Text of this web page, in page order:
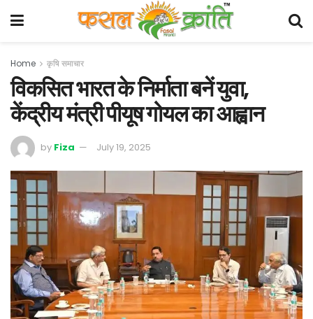
Home कृषि समाचार
विकसित भारत के निर्माता बनें युवा,
केंद्रीय मंत्री पीयूष गोयल का आह्वान
by Fiza July 19, 2025